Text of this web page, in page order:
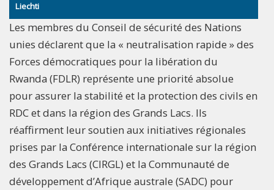
Liechti
Les membres du Conseil de sécurité des Nations
unies déclarent que la « neutralisation rapide » des
Forces démocratiques pour la libération du
Rwanda (FDLR) représente une priorité absolue
pour assurer la stabilité et la protection des civils en
RDC et dans la région des Grands Lacs. Ils
réaffirment leur soutien aux initiatives régionales
prises par la Conférence internationale sur la région
des Grands Lacs (CIRGL) et la Communauté de
développement d’Afrique australe (SADC) pour